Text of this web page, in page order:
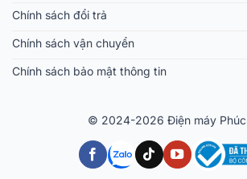
Chính sách đổi trả
Chính sách vận chuyển
Chính sách bảo mật thông tin
© 2024-2026 Điện máy Phúc